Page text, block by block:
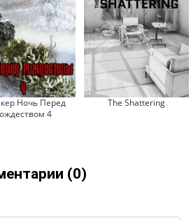
Ночь Перед
4
The Shattering
(0)